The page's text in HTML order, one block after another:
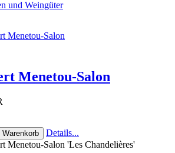
und Weingüter
Menetou-Salon
Details...